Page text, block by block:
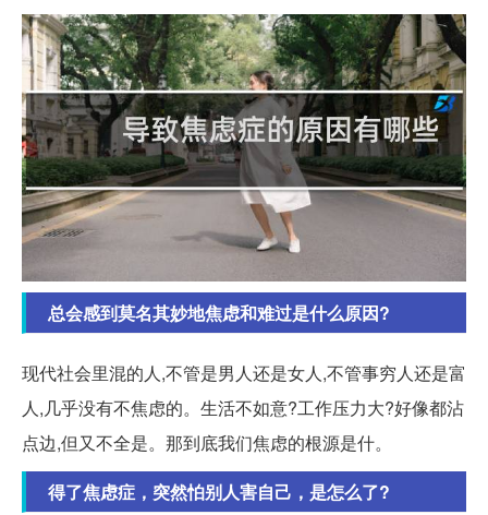
总会感到莫名其妙地焦虑和难过是什么原因?
现代社会里混的人,不管是男人还是女人,不管事穷人还是富
人,几乎没有不焦虑的。生活不如意?工作压力大?好像都沾
点边,但又不全是。那到底我们焦虑的根源是什。
得了焦虑症，突然怕别人害自己，是怎么了?